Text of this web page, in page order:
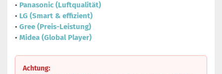
• Panasonic (Luftqualität)
• LG (Smart & effizient)
• Gree (Preis-Leistung)
• Midea (Global Player)
Achtung: